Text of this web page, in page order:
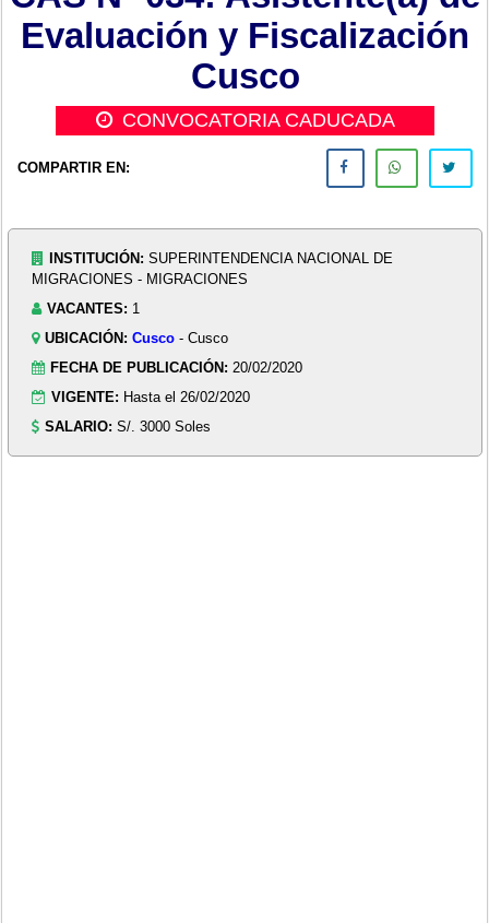
Evaluación y Fiscalización
Cusco
CONVOCATORIA CADUCADA
COMPARTIR EN:
INSTITUCIÓN: SUPERINTENDENCIA NACIONAL DE
MIGRACIONES - MIGRACIONES
VACANTES: 1
UBICACIÓN: Cusco - Cusco
FECHA DE PUBLICACIÓN: 20/02/2020
VIGENTE: Hasta el 26/02/2020
SALARIO: S/. 3000 Soles